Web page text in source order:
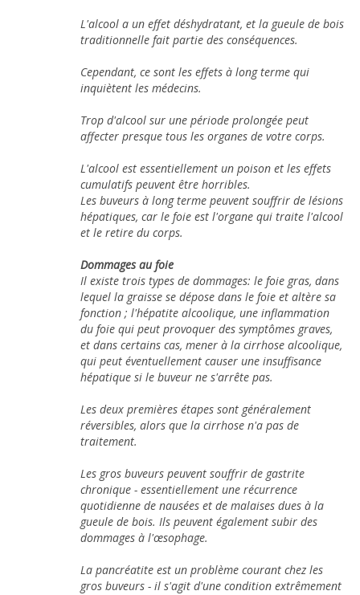
L'alcool a un effet déshydratant, et la gueule de bois
traditionnelle fait partie des conséquences.
Cependant, ce sont les effets à long terme qui
inquiètent les médecins.
Trop d'alcool sur une période prolongée peut
affecter presque tous les organes de votre corps.
L'alcool est essentiellement un poison et les effets
cumulatifs peuvent être horribles.
Les buveurs à long terme peuvent souffrir de lésions
hépatiques, car le foie est l'organe qui traite l'alcool
et le retire du corps.
Dommages au foie
Il existe trois types de dommages: le foie gras, dans
lequel la graisse se dépose dans le foie et altère sa
fonction ; l'hépatite alcoolique, une inflammation
du foie qui peut provoquer des symptômes graves,
et dans certains cas, mener à la cirrhose alcoolique,
qui peut éventuellement causer une insuffisance
hépatique si le buveur ne s'arrête pas.
Les deux premières étapes sont généralement
réversibles, alors que la cirrhose n'a pas de
traitement.
Les gros buveurs peuvent souffrir de gastrite
chronique - essentiellement une récurrence
quotidienne de nausées et de malaises dues à la
gueule de bois. Ils peuvent également subir des
dommages à l'œsophage.
La pancréatite est un problème courant chez les
gros buveurs - il s'agit d'une condition extrêmement